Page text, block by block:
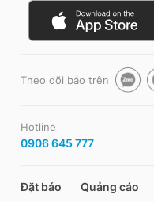
Theo dõi báo trên
Hotline
0906 645 777
Đặt báo Quảng cáo